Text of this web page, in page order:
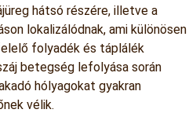
hátsó részére, illetve a
lokalizálódnak, ami különösen
folyadék és táplálék
betegség lefolyása során
hólyagokat gyakran
vélik.